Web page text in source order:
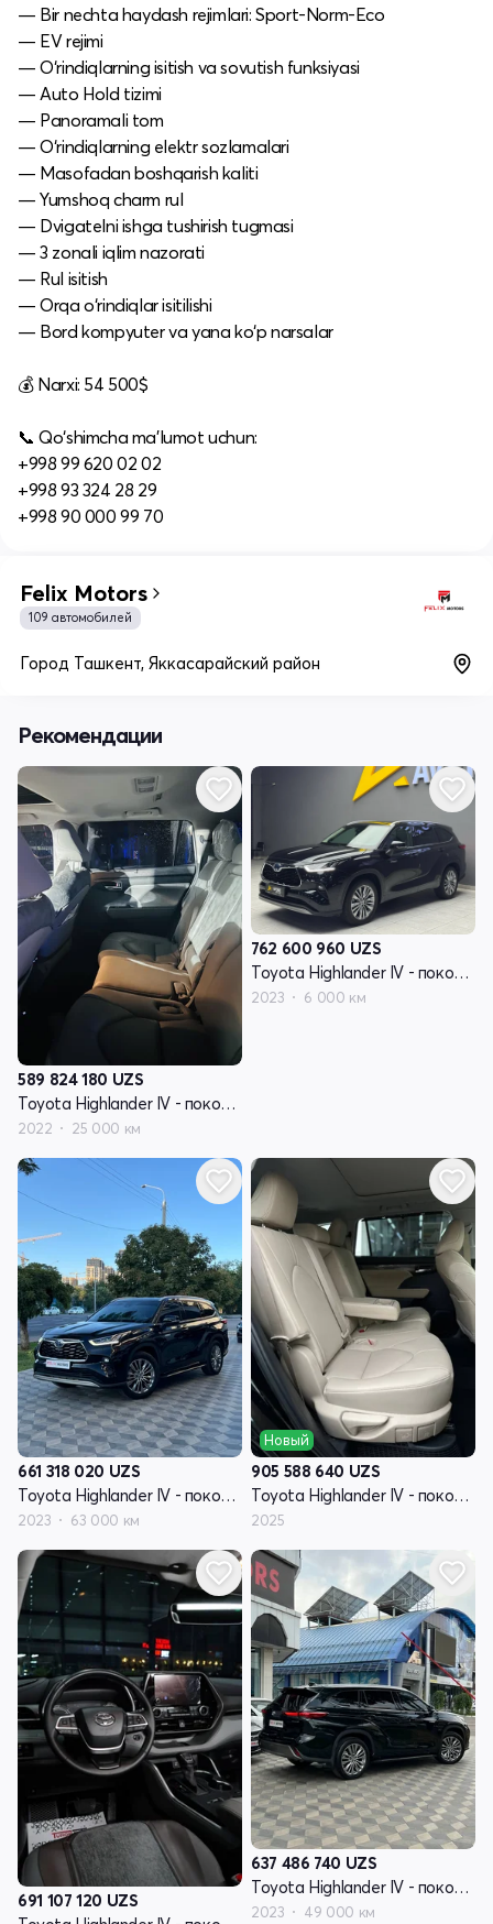
— Bir nechta haydash rejimlari: Sport-Norm-Eco
— EV rejimi
— O‘rindiqlarning isitish va sovutish funksiyasi
— Auto Hold tizimi
— Panoramali tom
— O‘rindiqlarning elektr sozlamalari
— Masofadan boshqarish kaliti
— Yumshoq charm rul
— Dvigatelni ishga tushirish tugmasi
— 3 zonali iqlim nazorati
— Rul isitish
— Orqa o‘rindiqlar isitilishi
— Bord kompyuter va yana ko‘p narsalar
💰 Narxi: 54 500$
📞 Qo‘shimcha ma’lumot uchun:
+998 99 620 02 02
+998 93 324 28 29
+998 90 000 99 70
Felix Motors
109 автомобилей
Город Ташкент, Яккасарайский район
Рекомендации
589 824 180 UZS
Toyota Highlander IV - поколение (U70)
2022 25 000 км
762 600 960 UZS
Toyota Highlander IV - поколение (U70)
2023 6 000 км
661 318 020 UZS
Toyota Highlander IV - поколение (U70)
2023 63 000 км
Новый
905 588 640 UZS
Toyota Highlander IV - поколение (U70)
2025
691 107 120 UZS
637 486 740 UZS
Toyota Highlander IV - поколение (U70)
2023 49 000 км